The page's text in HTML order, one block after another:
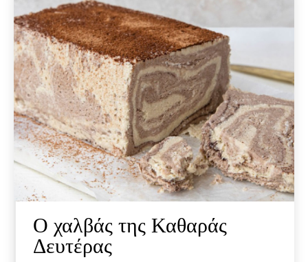
Ο χαλβάς της Καθαράς
Δευτέρας